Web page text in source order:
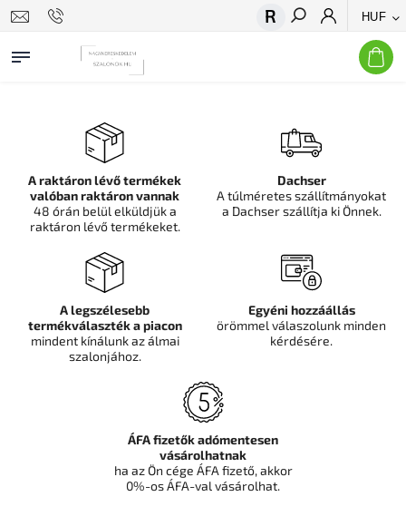
HUF
Keresés
A raktáron lévő termékek
valóban raktáron vannak
48 órán belül elküldjük a
raktáron lévő termékeket.
Dachser
A túlméretes szállítmányokat
a Dachser szállítja ki Önnek.
A legszélesebb
termékválaszték a piacon
mindent kínálunk az álmai
szalonjához.
Egyéni hozzáállás
örömmel válaszolunk minden
kérdésére.
ÁFA fizetők adómentesen
vásárolhatnak
ha az Ön cége ÁFA fizető, akkor
0%-os ÁFA-val vásárolhat.